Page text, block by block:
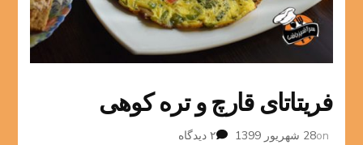
فریتاتای قارچ و تره کوهی
on28 شهریور 1399 ۲ دیدگاه